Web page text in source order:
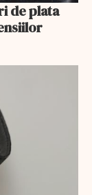
de plata